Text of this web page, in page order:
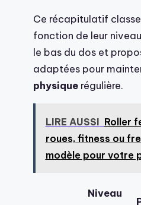
Ce récapitulatif
fonction de leur
le bas du dos et
adaptées pour
physique régulière.
LIRE AUSSI Roller
roues, fitness ou
modèle pour votre
Niveau